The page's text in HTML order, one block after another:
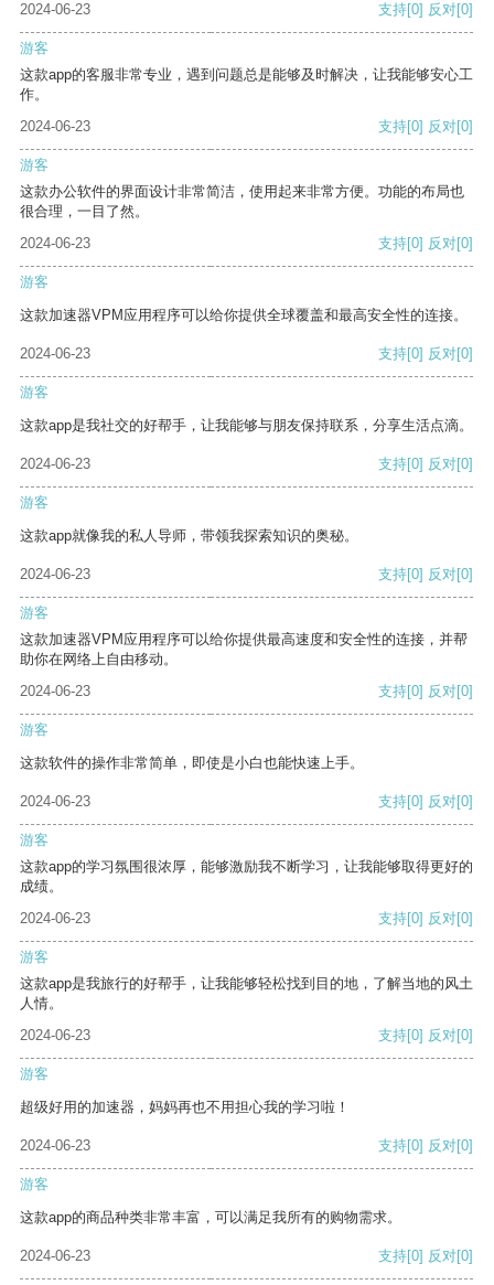
2024-06-23 支持[0] 反对[0]
游客
这款app的客服非常专业，遇到问题总是能够及时解决，让我能够安心工
作。
2024-06-23
支持[0] 反对[0]
游客
这款办公软件的界面设计非常简洁，使用起来非常方便。功能的布局也
很合理，一目了然。
2024-06-23
支持[0] 反对[0]
游客
这款加速器VPM应用程序可以给你提供全球覆盖和最高安全性的连接。
2024-06-23 支持[0] 反对[0]
游客
这款app是我社交的好帮手，让我能够与朋友保持联系，分享生活点滴。
2024-06-23 支持[0] 反对[0]
游客
这款app就像我的私人导师，带领我探索知识的奥秘。
2024-06-23 支持[0] 反对[0]
游客
这款加速器VPM应用程序可以给你提供最高速度和安全性的连接，并帮
助你在网络上自由移动。
2024-06-23
支持[0] 反对[0]
游客
这款软件的操作非常简单，即使是小白也能快速上手。
2024-06-23 支持[0] 反对[0]
游客
这款app的学习氛围很浓厚，能够激励我不断学习，让我能够取得更好的
成绩。
2024-06-23
支持[0] 反对[0]
游客
这款app是我旅行的好帮手，让我能够轻松找到目的地，了解当地的风土
人情。
2024-06-23
支持[0] 反对[0]
游客
超级好用的加速器，妈妈再也不用担心我的学习啦！
2024-06-23 支持[0] 反对[0]
游客
这款app的商品种类非常丰富，可以满足我所有的购物需求。
2024-06-23 支持[0] 反对[0]